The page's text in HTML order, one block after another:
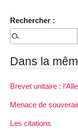
Rechercher :
Dans la
Brevet unitaire :
Menace de
Les citations